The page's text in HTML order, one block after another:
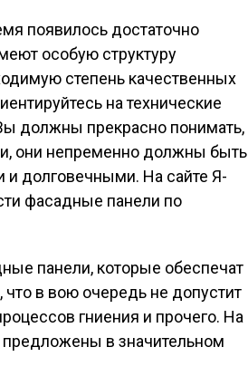
появилось достаточно
особую структуру
степень качественных
на технические
должны прекрасно понимать,
они непременно должны быть
долговечными. На сайте Я-
фасадные панели по
панели, которые обеспечат
в вою очередь не допустит
гниения и прочего. На
в значительном